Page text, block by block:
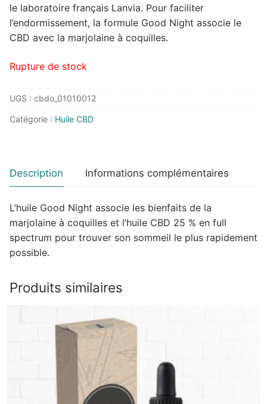
le laboratoire français Lanvia. Pour faciliter
l’endormissement, la formule Good Night associe le
CBD avec la marjolaine à coquilles.
Rupture de stock
UGS : cbdo_01010012
Catégorie : Huile CBD
Description Informations complémentaires
L’huile Good Night associe les bienfaits de la
marjolaine à coquilles et l’huile CBD 25 % en full
spectrum pour trouver son sommeil le plus rapidement
possible.
Produits similaires